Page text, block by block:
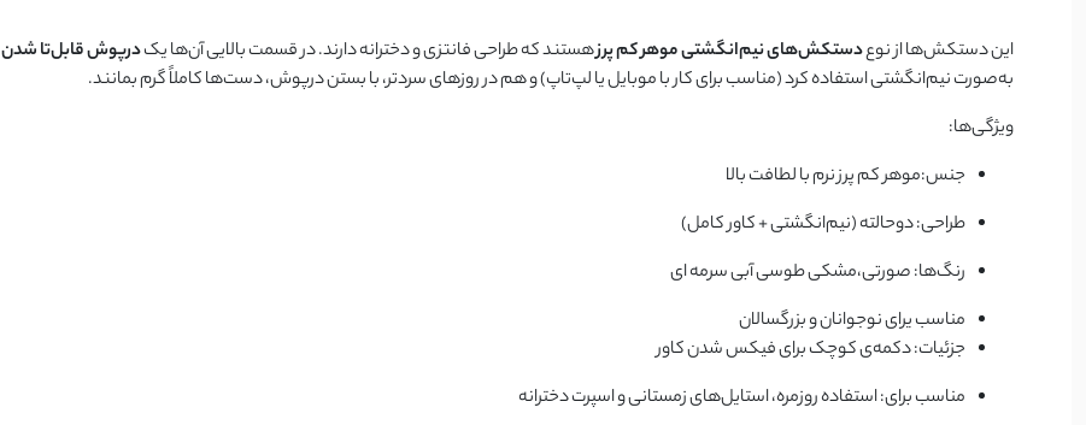
این دستکش‌ها از نوعدستکش‌های نیم‌انگشتی موهر کم پرزهستند که طراحی فانتزی و دخترانه دارند. در قسمت بالایی آن‌ها یکدرپوش قابل‌تا شدن
به‌صورت نیم‌انگشتی استفاده کرد (مناسب برای کار با موبایل یا لپ‌تاپ) و هم در روزهای سردتر، با بستن درپوش، دست‌ها کاملاً گرم بمانند.
ویژگی‌ها:
جنس:موهر کم پرز نرم با لطافت بالا
طراحی: دوحالته (نیم‌انگشتی + کاور کامل)
رنگ‌ها: صورتی،مشکی طوسی آبی سرمه ای
مناسب یرای نوجوانان و بزرگسالان
جزئیات: دکمه‌ی کوچک برای فیکس شدن کاور
مناسب برای: استفاده روزمره، استایل‌های زمستانی و اسپرت دخترانه